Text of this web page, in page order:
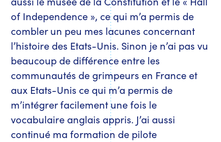
of Independence », ce qui m’a permis de
combler un peu mes lacunes concernant
l’histoire des Etats-Unis. Sinon je n’ai pas vu
beaucoup de différence entre les
communautés de grimpeurs en France et
aux Etats-Unis ce qui m’a permis de
m’intégrer facilement une fois le
vocabulaire anglais appris. J’ai aussi
continué ma formation de pilote